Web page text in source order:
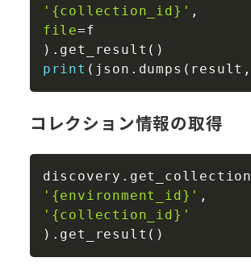
'{collection_id}' ,
file=
) . get_result ( )
print ( json . dumps ( result ,
コレクション情報の取得
discovery . get_collection
'{environment_id}' ,
'{collection_id}'
) . get_result ( )